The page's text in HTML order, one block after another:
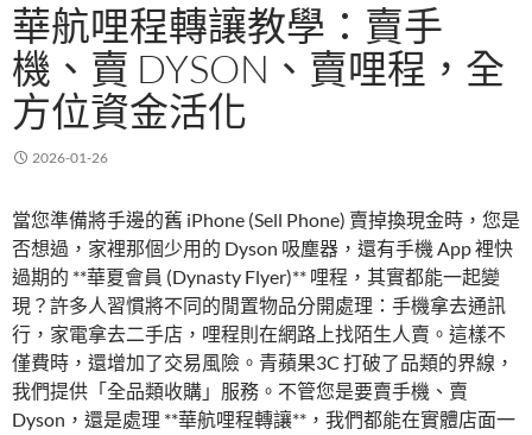
華航哩程轉讓教學：賣手
機、賣 DYSON、賣哩程，全
方位資金活化
2026-01-26
當您準備將手邊的舊 iPhone (Sell Phone) 賣掉換現金時，您是
否想過，家裡那個少用的 Dyson 吸塵器，還有手機 App 裡快
過期的 **華夏會員 (Dynasty Flyer)** 哩程，其實都能一起變
現？許多人習慣將不同的閒置物品分開處理：手機拿去通訊
行，家電拿去二手店，哩程則在網路上找陌生人賣。這樣不
僅費時，還增加了交易風險。青蘋果3C 打破了品類的界線，
我們提供「全品類收購」服務。不管您是要賣手機、賣
Dyson，還是處理 **華航哩程轉讓**，我們都能在實體店面一